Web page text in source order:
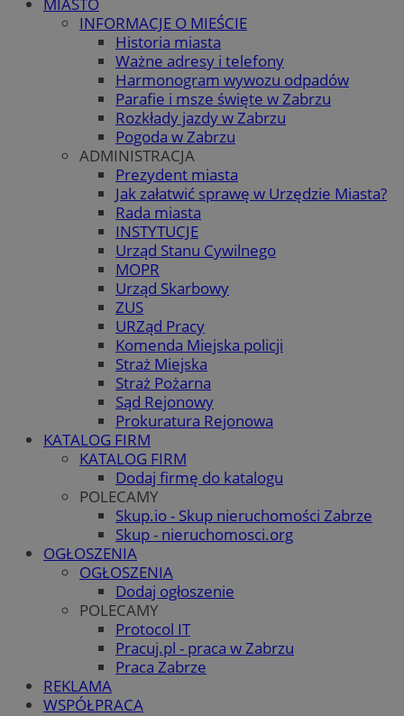
INFORMACJE O MIEŚCIE
Historia miasta
Ważne adresy i telefony
Harmonogram wywozu odpadów
Parafie i msze święte w Zabrzu
Rozkłady jazdy w Zabrzu
Pogoda w Zabrzu
ADMINISTRACJA
Prezydent miasta
Jak załatwić sprawę w Urzędzie Miasta?
Rada miasta
INSTYTUCJE
Urząd Stanu Cywilnego
MOPR
Urząd Skarbowy
ZUS
URZąd Pracy
Komenda Miejska policji
Straż Miejska
Straż Pożarna
Sąd Rejonowy
Prokuratura Rejonowa
KATALOG FIRM
KATALOG FIRM
Dodaj firmę do katalogu
POLECAMY
Skup.io - Skup nieruchomości Zabrze
Skup - nieruchomosci.org
OGŁOSZENIA
OGŁOSZENIA
Dodaj ogłoszenie
POLECAMY
Protocol IT
Pracuj.pl - praca w Zabrzu
Praca Zabrze
REKLAMA
WSPÓŁPRACA